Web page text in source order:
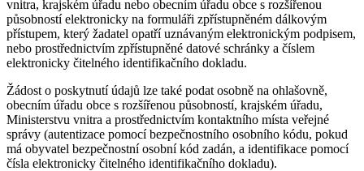
vnitra, krajském úřadu nebo obecním úřadu obce s rozšířenou
působností elektronicky na formuláři zpřístupněném dálkovým
přístupem, který žadatel opatří uznávaným elektronickým podpisem,
nebo prostřednictvím zpřístupněné datové schránky a číslem
elektronicky čitelného identifikačního dokladu.
Žádost o poskytnutí údajů lze také podat osobně na ohlašovně,
obecním úřadu obce s rozšířenou působností, krajském úřadu,
Ministerstvu vnitra a prostřednictvím kontaktního místa veřejné
správy (autentizace pomocí bezpečnostního osobního kódu, pokud
má obyvatel bezpečnostní osobní kód zadán, a identifikace pomocí
čísla elektronicky čitelného identifikačního dokladu).